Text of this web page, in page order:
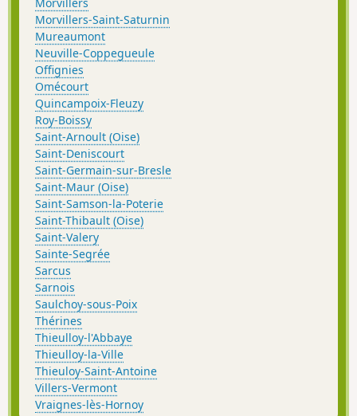
Morvillers-Saint-Saturnin
Mureaumont
Neuville-Coppegueule
Offignies
Omécourt
Quincampoix-Fleuzy
Roy-Boissy
Saint-Arnoult (Oise)
Saint-Deniscourt
Saint-Germain-sur-Bresle
Saint-Maur (Oise)
Saint-Samson-la-Poterie
Saint-Thibault (Oise)
Saint-Valery
Sainte-Segrée
Sarcus
Sarnois
Saulchoy-sous-Poix
Thérines
Thieulloy-l'Abbaye
Thieulloy-la-Ville
Thieuloy-Saint-Antoine
Villers-Vermont
Vraignes-lès-Hornoy